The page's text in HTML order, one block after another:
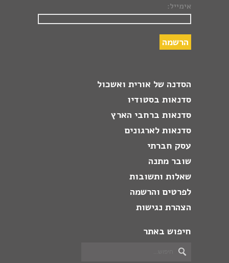
אימייל:
הסדנה של אורית ואשכול
סדנאות בסטודיו
סדנאות ברחבי הארץ
סדנאות לארגונים
עסק חברתי
שובר מתנה
שאלות ותשובות
לפרטים והרשמה
הצהרת נגישות
חיפוש באתר